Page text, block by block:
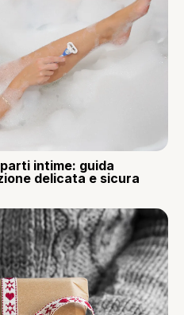
intime: guida
delicata e sicura